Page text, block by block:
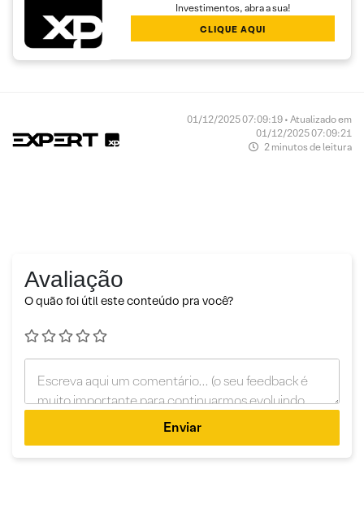
Investimentos, abra a sua!
CLIQUE AQUI
01/12/2025 07:09:19 • Atualizado em
01/12/2025 07:09:21
2 minutos de leitura
Avaliação
O quão foi útil este conteúdo pra você?
Enviar